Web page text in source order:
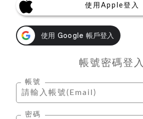
使用Apple登入
帳號密碼登入
帳號
密碼